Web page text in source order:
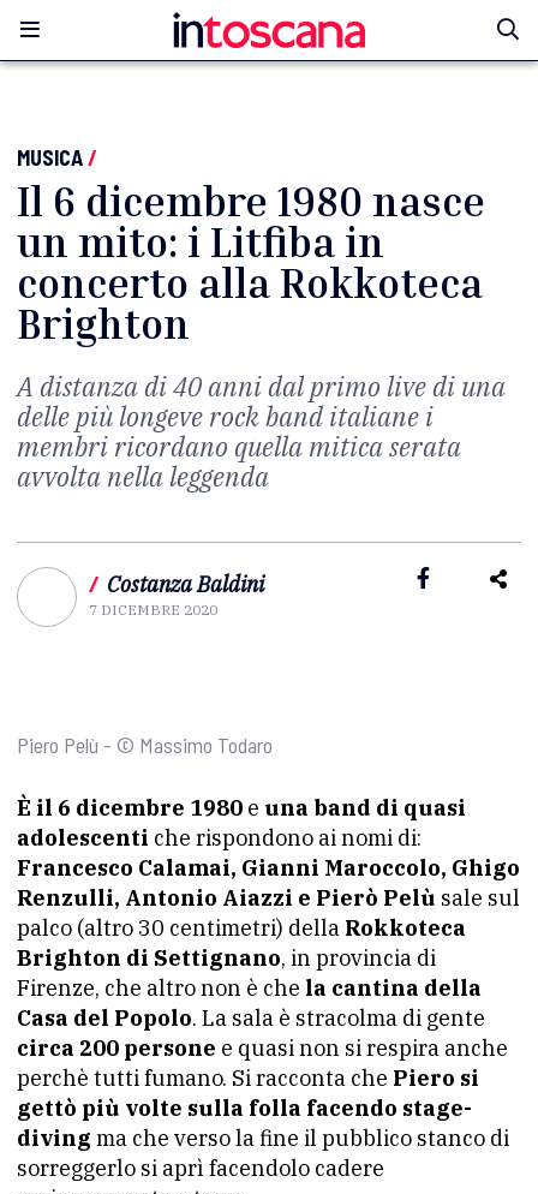
MUSICA/
Il 6 dicembre 1980 nasce
un mito: i Litfiba in
concerto alla Rokkoteca
Brighton
A distanza di 40 anni dal primo live di una
delle più longeve rock band italiane i
membri ricordano quella mitica serata
avvolta nella leggenda
/ Costanza Baldini
7 DICEMBRE 2020
Piero Pelù - © Massimo Todaro
È il 6 dicembre 1980 e una band di quasi
adolescenti che rispondono ai nomi di:
Francesco Calamai, Gianni Maroccolo, Ghigo
Renzulli, Antonio Aiazzi e Pierò Pelù sale sul
palco (altro 30 centimetri) della Rokkoteca
Brighton di Settignano, in provincia di
Firenze, che altro non è che la cantina della
Casa del Popolo. La sala è stracolma di gente
circa 200 persone e quasi non si respira anche
perchè tutti fumano. Si racconta che Piero si
gettò più volte sulla folla facendo stage-
diving ma che verso la fine il pubblico stanco di
sorreggerlo si aprì facendolo cadere